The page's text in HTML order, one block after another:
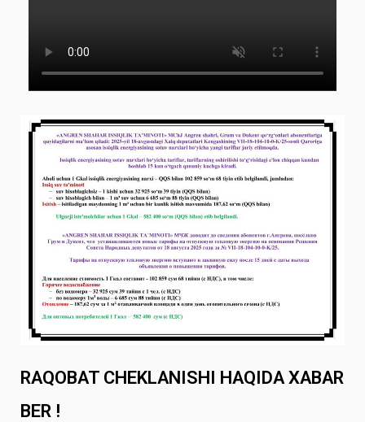
RAQOBAT CHEKLANISHI HAQIDA XABAR
BER !